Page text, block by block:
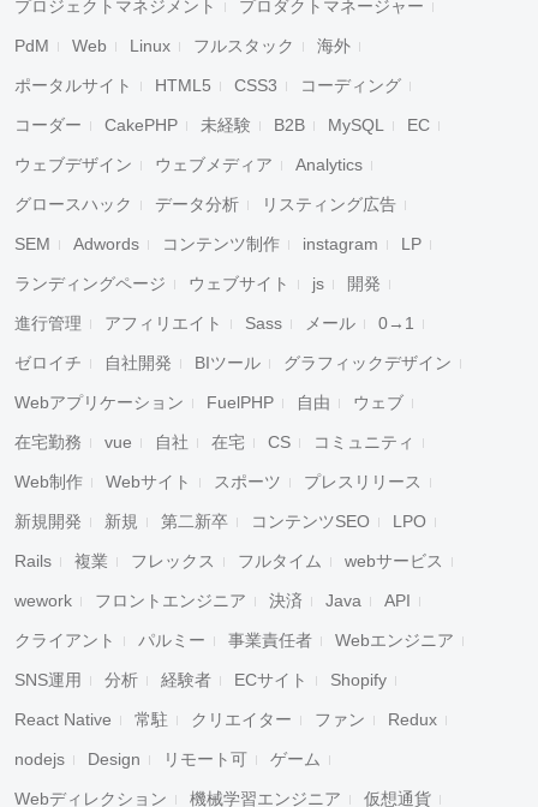
プロジェクトマネジメント プロダクトマネージャー
PdM Web Linux フルスタック 海外
ポータルサイト HTML5 CSS3 コーディング
コーダー CakePHP 未経験 B2B MySQL EC
ウェブデザイン ウェブメディア Analytics
グロースハック データ分析 リスティング広告
SEM Adwords コンテンツ制作 instagram LP
ランディングページ ウェブサイト js 開発
進行管理 アフィリエイト Sass メール 0→1
ゼロイチ 自社開発 BIツール グラフィックデザイン
Webアプリケーション FuelPHP 自由 ウェブ
在宅勤務 vue 自社 在宅 CS コミュニティ
Web制作 Webサイト スポーツ プレスリリース
新規開発 新規 第二新卒 コンテンツSEO LPO
Rails 複業 フレックス フルタイム webサービス
wework フロントエンジニア 決済 Java API
クライアント パルミー 事業責任者 Webエンジニア
SNS運用 分析 経験者 ECサイト Shopify
React Native 常駐 クリエイター ファン Redux
nodejs Design リモート可 ゲーム
Webディレクション 機械学習エンジニア 仮想通貨